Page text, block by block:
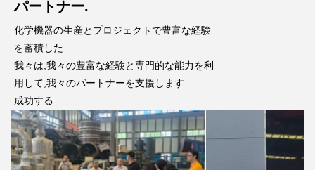
パートナー.
化学機器の生産とプロジェクトで豊富な経験
を蓄積した
我々は,我々の豊富な経験と専門的な能力を利
用して,我々のパートナーを支援します.
成功する